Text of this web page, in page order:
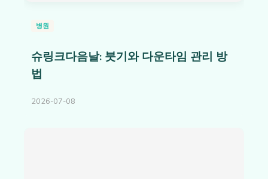
병원
슈링크다음날: 붓기와 다운타임 관리 방
법
2026-07-08